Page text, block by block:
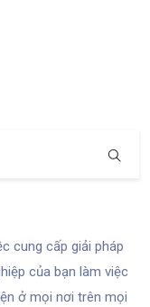
cung cấp giải pháp
của bạn làm việc
ở mọi nơi trên mọi